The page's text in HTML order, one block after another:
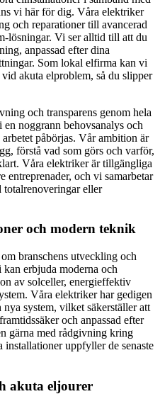
vi här för dig. Våra elektriker
och reparationer till avancerad
lösningar. Vi ser alltid till att du
anpassad efter dina
Som lokal elfirma kan vi
akuta elproblem, så du slipper
och transparens genom hela
noggrann behovsanalys och
påbörjas. Vår ambition är
förstå vad som görs och varför,
Våra elektriker är tillgängliga
entreprenader, och vi samarbetar
totalrenoveringar eller
och modern teknik
branschens utveckling och
erbjuda moderna och
av solceller, energieffektiv
Våra elektriker har gedigen
system, vilket säkerställer att
och anpassad efter
gärna med rådgivning kring
installationer uppfyller de senaste
akuta eljourer